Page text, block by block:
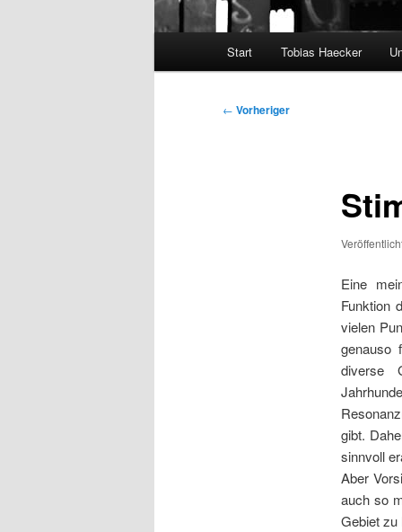
Start Tobias Haecker
Beitragsnavigation
← Vorheriger
Eine
Funktion
vielen
genauso
diverse
gibt.
sinnvoll
Aber
auch so
Gebiet zu